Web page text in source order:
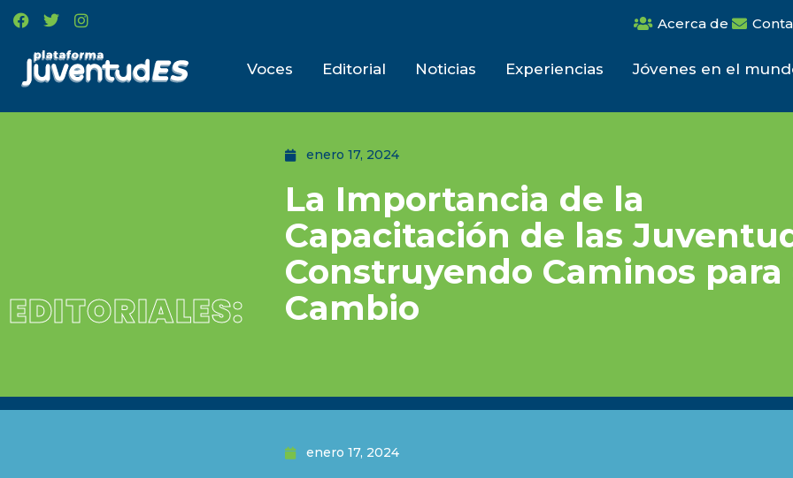
Acerca de
Voces Editorial Noticias Experiencias Jóvenes en el
EDITORIALES:
enero 17, 2024
La Importancia de la
Capacitación de las
Construyendo Caminos para
Cambio
enero 17, 2024